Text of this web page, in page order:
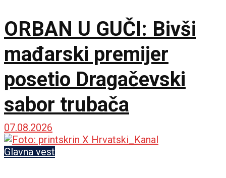
ORBAN U GUČI: Bivši
mađarski premijer
posetio Dragačevski
sabor trubača
07.08.2026
Glavna vest